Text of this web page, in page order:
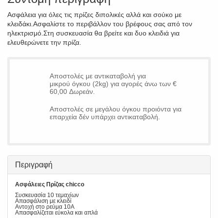
Ασφάλεια για όλες τις πρίζες διπολικές αλλά και σούκο με
κλειδάκι.Ασφαλίστε το περιβάλλον του βρέφους σας από τον
ηλεκτρισμό.Στη συσκευασία θα βρείτε και δυο κλειδιά για
ελευθερώνετε την πρίζα.
Αποστολές με αντικαταβολή για
μικρού όγκου (2kg) για αγορές άνω των €
60,00 Δωρεάν.
Αποστολές σε μεγάλου όγκου προιόντα για
επαρχεία δέν υπάρχει αντικαταβολή.
Περιγραφή
Ασφάλειες Πρίζας chicco
Συσκευασία 10 τεμαχίων
Απασφάλιση με κλειδί
Αντοχή στο ρεύμα 10A
Απασφαλίζεται εύκολα και απλά